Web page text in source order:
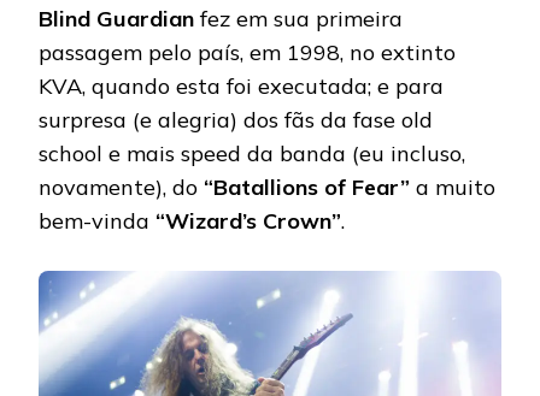
Blind Guardianfez em sua primeira
passagem pelo país, em 1998, no extinto
KVA, quando esta foi executada; e para
surpresa (e alegria) dos fãs da fase old
school e mais speed da banda (eu incluso,
novamente), do “Batallions of Fear” a muito
bem-vinda “Wizard’s Crown”.